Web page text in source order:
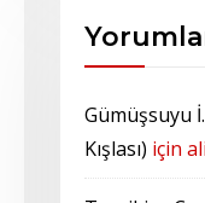
Gümüşsuyu
Kışlası) için